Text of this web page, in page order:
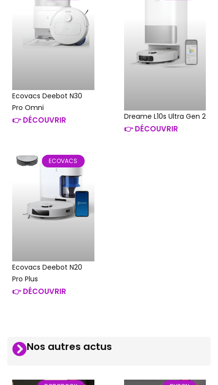
Ecovacs Deebot N30
Pro Omni
👉 DÉCOUVRIR Dreame L10s Ultra Gen 2
👉 DÉCOUVRIR
ECOVACS
Ecovacs Deebot N20
Pro Plus
👉 DÉCOUVRIR
Nos autres actus